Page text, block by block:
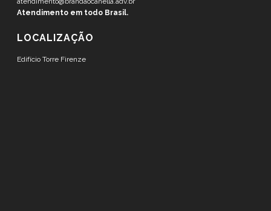
Atendimento em todo Brasil.
LOCALIZAÇÃO
Edifício Torre Firenze